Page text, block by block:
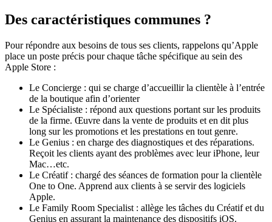
Des caractéristiques communes ?
Pour répondre aux besoins de tous ses clients, rappelons qu’Apple
place un poste précis pour chaque tâche spécifique au sein des
Apple Store :
Le Concierge : qui se charge d’accueillir la clientèle à l’entrée
de la boutique afin d’orienter
Le Spécialiste : répond aux questions portant sur les produits
de la firme. Œuvre dans la vente de produits et en dit plus
long sur les promotions et les prestations en tout genre.
Le Genius : en charge des diagnostiques et des réparations.
Reçoit les clients ayant des problèmes avec leur iPhone, leur
Mac…etc.
Le Créatif : chargé des séances de formation pour la clientèle
One to One. Apprend aux clients à se servir des logiciels
Apple.
Le Family Room Specialist : allège les tâches du Créatif et du
Genius en assurant la maintenance des dispositifs iOS.